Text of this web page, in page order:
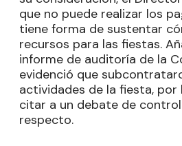
que no puede realizar los
tiene forma de sustentar
recursos para las fiestas.
informe de auditoría de la
evidenció que
actividades de la fiesta, por
citar a un debate de
respecto.